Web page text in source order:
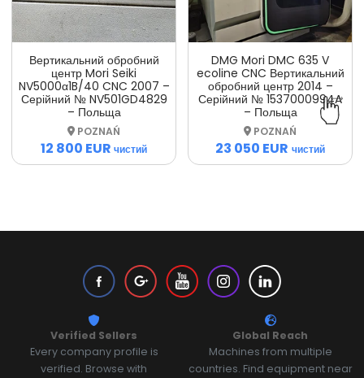
Вертикальний обробний
центр Mori Seiki
NV5000α1B/40 CNC 2007 –
Серійний № NV501GD4829
– Польща
POZNAŃ
12 800 EUR чистий
DMG Mori DMC 635 V
ecoline CNC Вертикальний
обробний центр 2014 –
Серійний № 1537000994A
– Польща
POZNAŃ
23 050 EUR чистий
Verified Sellers
Every company profile is
verified. Browse with
Global Reach
Machines from multiple
countries. Find equipment near